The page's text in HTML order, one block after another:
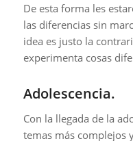
De esta forma les
las diferencias sin
idea es justo la
experimenta cosas
Adolescencia.
Con la llegada de la
temas más complejos